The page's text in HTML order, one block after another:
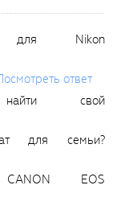
для Nikon
ответ
свой
для семьи?
EOS